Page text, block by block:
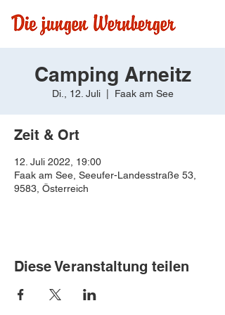
Camping Arneitz
Di., 12. Juli
  |
Faak am See
Zeit & Ort
12. Juli 2022, 19:00
Faak am See, Seeufer-Landesstraße 53,
9583, Österreich
Diese Veranstaltung teilen